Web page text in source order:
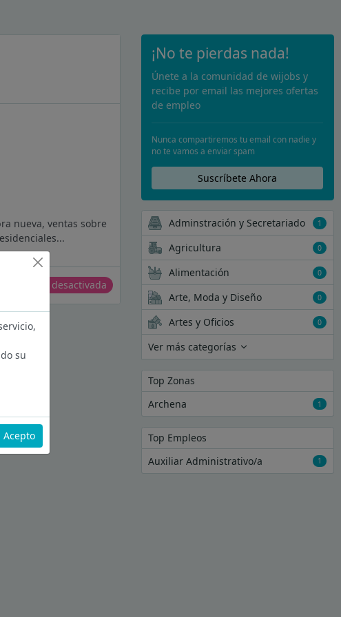
nueva, ventas sobre
Oferta desactivada
¡No te pierdas nada!
Únete a la comunidad de wijobs y
recibe por email las mejores ofertas
de empleo
Nunca compartiremos tu email con nadie y
no te vamos a enviar spam
Suscríbete Ahora
Adminstración y Secretariado 1
Agricultura 0
Alimentación 0
Arte, Moda y Diseño 0
Artes y Oficios 0
Ver más categorías
Top Zonas
Archena
1
Top Empleos
Auxiliar Administrativo/a
1
su
Acepto